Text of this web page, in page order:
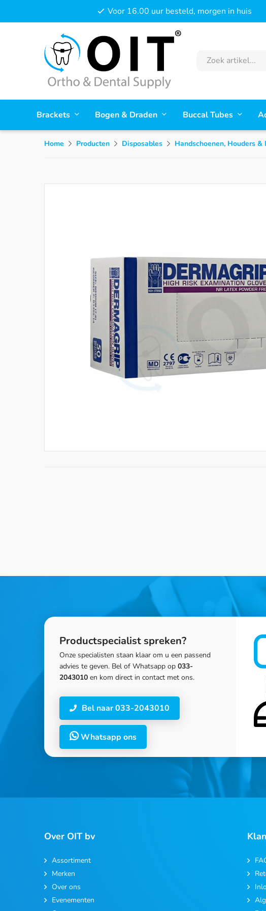
Voor 16.00 uur besteld, morgen in huis
Brackets Bogen & Draden Buccal Tubes
Home Producten Disposables Handschoenen, Houders &
Productspecialist spreken?
Onze specialisten staan klaar om u een passend
advies te geven. Bel of Whatsapp op 033-
2043010 en kom direct in contact met ons.
Bel naar 033-2043010
Whatsapp ons
Over OIT bv
Assortiment
Merken
Over ons
Evenementen